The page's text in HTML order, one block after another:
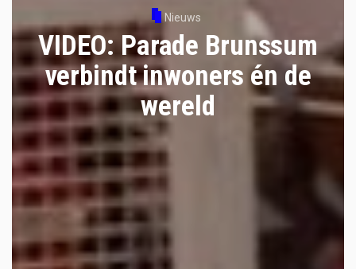
Nieuws
VIDEO: Parade Brunssum
verbindt inwoners én de
wereld